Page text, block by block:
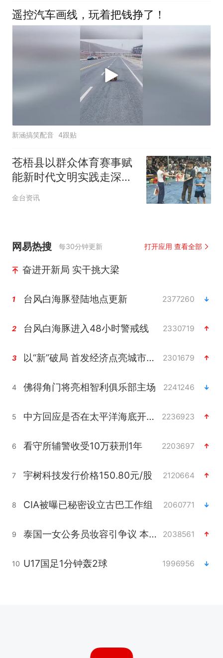
遥控汽车画线，玩着把钱挣了！
新涵搞笑配音 4跟贴
苍梧县以群众体育赛事赋
能新时代文明实践走深走
实
金台资讯
网易热搜 每30分钟更新 打开应用 查看全部
奋进开新局 实干挑大梁
1 台风白海豚登陆地点更新 2377260
2 台风白海豚进入48小时警戒线 2330719
3 以“新”破局 首发经济点亮城市消费活力 2301679
4 佛得角门将亮相智利俱乐部主场 2241246
5 中方回应是否在太平洋海底开采稀土 2236923
6 看守所辅警收受10万获刑1年 2203697
7 宇树科技发行价格150.80元/股 2120664
8 CIA被曝已秘密设立古巴工作组 2060771
9 泰国一女公务员妆容引争议 本人回应 2038561
10 U17国足1分钟轰2球 1996956